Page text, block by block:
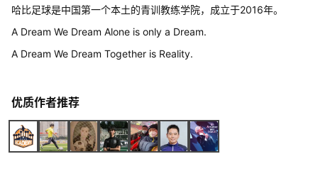
哈比足球是中国第一个本土的青训教练学院，成立于2016年。
A Dream We Dream Alone is only a Dream.
A Dream We Dream Together is Reality.
优质作者推荐